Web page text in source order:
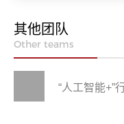
其他团队
Other teams
“人工智能+”